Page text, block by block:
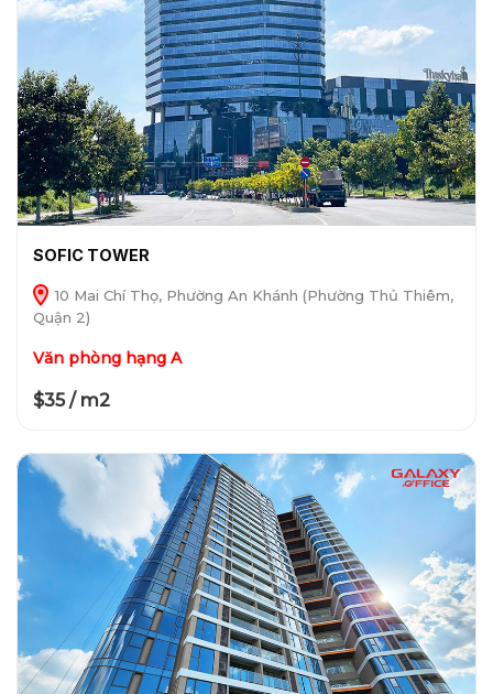
SOFIC TOWER
10 Mai Chí Thọ, Phường An Khánh (Phường Thủ Thiêm,
Quận 2)
Văn phòng hạng A
$35 / m2